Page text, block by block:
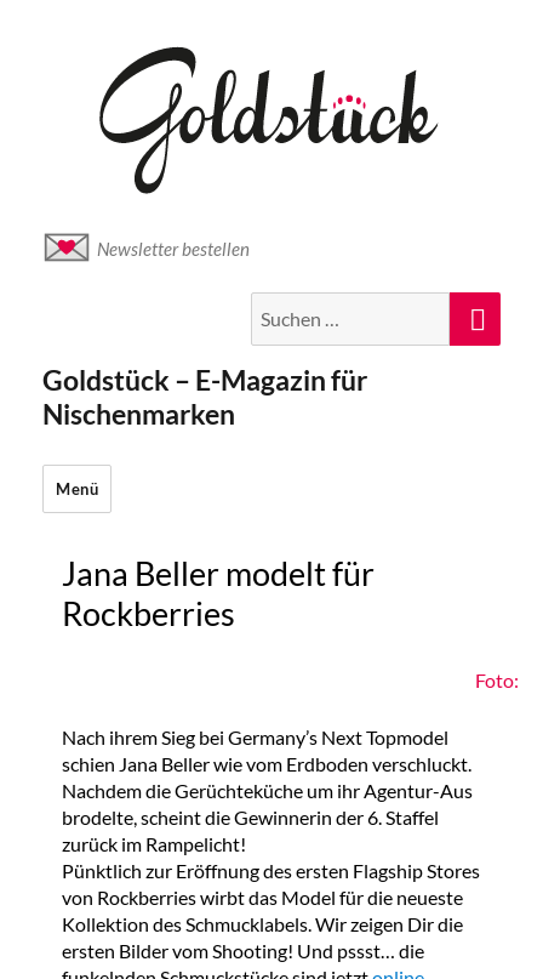
Newsletter bestellen
nach:
Goldstück – E-Magazin für
Nischenmarken
Menü
Jana Beller modelt für
Rockberries
Foto:
Nach ihrem Sieg bei Germany’s Next Topmodel
schien Jana Beller wie vom Erdboden verschluckt.
Nachdem die Gerüchteküche um ihr Agentur-Aus
brodelte, scheint die Gewinnerin der 6. Staffel
zurück im Rampelicht!
Pünktlich zur Eröffnung des ersten Flagship Stores
von Rockberries wirbt das Model für die neueste
Kollektion des Schmucklabels. Wir zeigen Dir die
ersten Bilder vom Shooting! Und pssst… die